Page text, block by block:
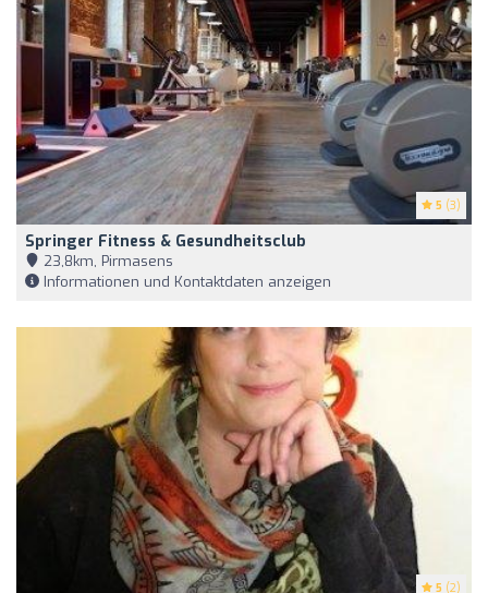
5 (3)
Springer Fitness & Gesundheitsclub
23,8km, Pirmasens
Informationen und Kontaktdaten anzeigen
5 (2)